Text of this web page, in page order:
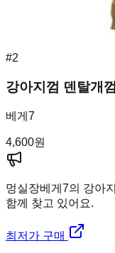
#2
강아지껌 덴탈개
베게7
4,600원
멍실장베게7의 강아
함께 찾고 있어요.
최저가 구매